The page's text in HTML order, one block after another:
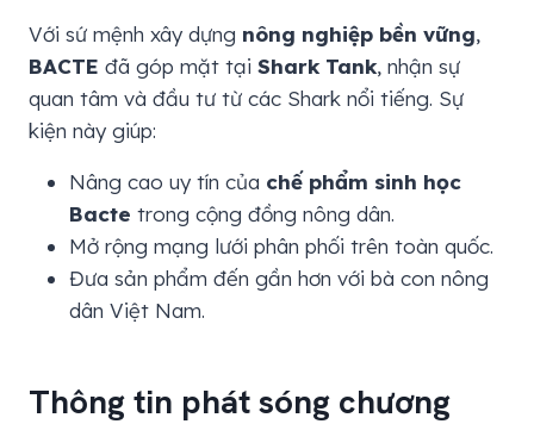
Với sứ mệnh xây dựng nông nghiệp bền vững,
BACTE đã góp mặt tại Shark Tank, nhận sự
quan tâm và đầu tư từ các Shark nổi tiếng. Sự
kiện này giúp:
Nâng cao uy tín của chế phẩm sinh học
Bacte trong cộng đồng nông dân.
Mở rộng mạng lưới phân phối trên toàn quốc.
Đưa sản phẩm đến gần hơn với bà con nông
dân Việt Nam.
Thông tin phát sóng chương